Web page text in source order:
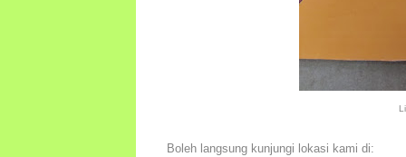
Boleh langsung kunjungi lokasi kami di: